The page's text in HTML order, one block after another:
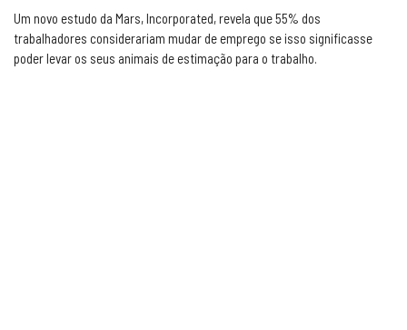
Um novo estudo da Mars, Incorporated, revela que 55% dos
trabalhadores considerariam mudar de emprego se isso significasse
poder levar os seus animais de estimação para o trabalho.